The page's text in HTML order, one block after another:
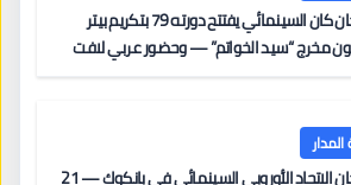
مهرجان كان السينمائي يفتتح دورته 79 بتكريم بيتر
مخرج “سيد الخواتم” — وحضور عربي لافت
مهرجان الاتحاد الأوروبي السينمائي في بانكوك — 21